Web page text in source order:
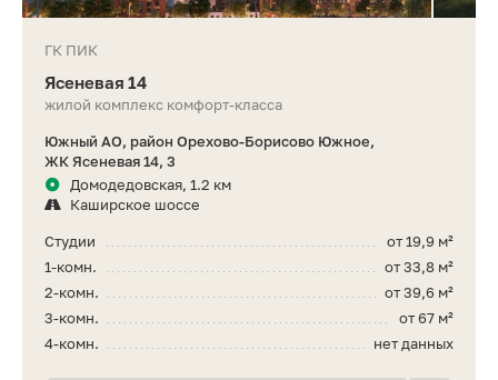
ГК ПИК
Ясеневая 14
жилой комплекс комфорт-класса
Южный АО, район Орехово-Борисово Южное,
ЖК Ясеневая 14, 3
Домодедовская, 1.2 км
Каширское шоссе
от 19,9 м²
Студии
от 33,8 м²
1-комн.
от 39,6 м²
2-комн.
от 67 м²
3-комн.
нет данных
4-комн.